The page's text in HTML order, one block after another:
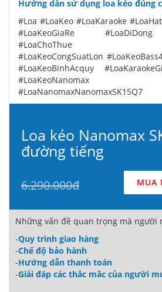
Hướng dẫn sử dụng loa kéo đúng
#Loa #LoaKeo #LoaKaraoke
#LoaKeoGiaRe
#LoaChoThue
#LoaKeoCongSuatLon
#LoaKeoBinhAcquy
#LoaKeoNanomax
#LoaNanomaxNanomaxSK15Q7
Loa kéo Nanomax
đường tiếng
6.290.000đ MUA
Những vấn đề quan trọng mà người
-Quy trình giao hàng
-Chế độ bảo hành
-Hướng dẫn thanh toán
-Giải đáp các thắc mắc của người